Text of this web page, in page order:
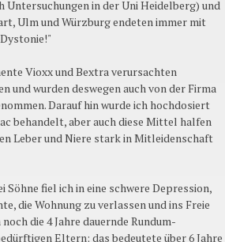
in der Uni Heidelberg) und
Ulm und Würzburg endeten immer mit
Vioxx und Bextra verursachten
und wurden deswegen auch von der Firma
Darauf hin wurde ich hochdosiert
behandelt, aber auch diese Mittel halfen
Leber und Niere stark in Mitleidenschaft
Söhne fiel ich in eine schwere Depression,
die Wohnung zu verlassen und ins Freie
die 4 Jahre dauernde Rundum-
Eltern; das bedeutete über 6 Jahre